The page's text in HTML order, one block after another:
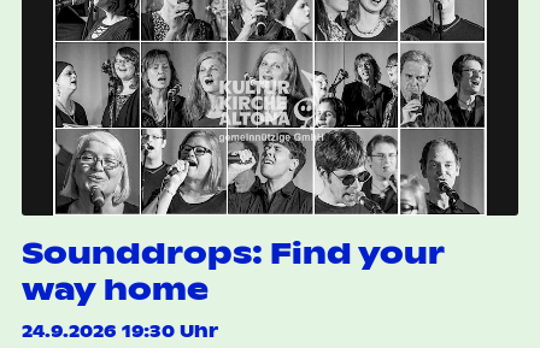
Sounddrops: Find your
way home
24.9.2026 19:30 Uhr